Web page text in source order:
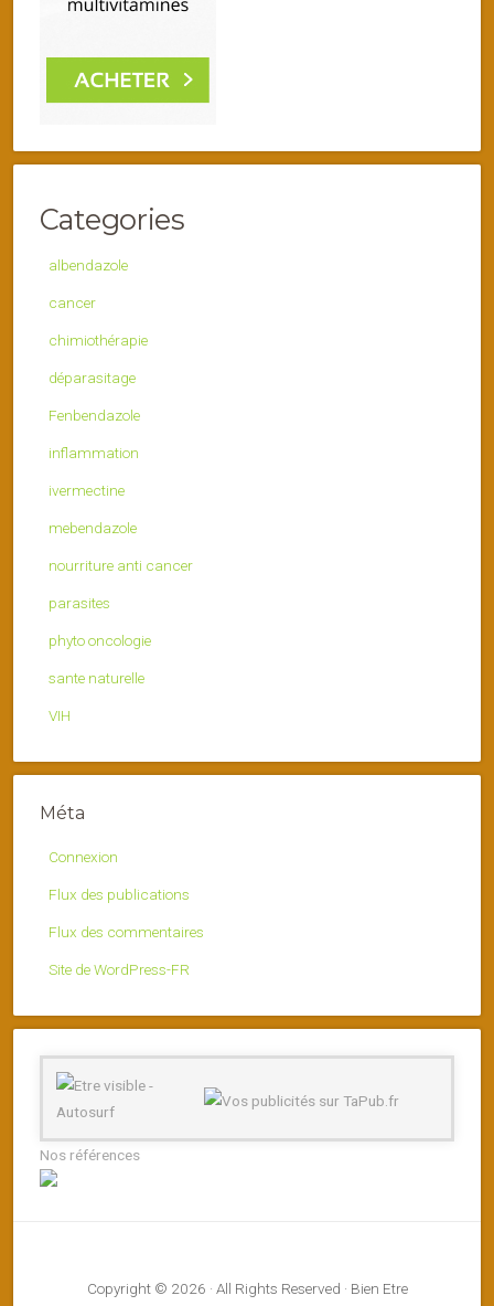
Categories
albendazole
cancer
chimiothérapie
déparasitage
Fenbendazole
inflammation
ivermectine
mebendazole
nourriture anti cancer
parasites
phyto oncologie
sante naturelle
VIH
Méta
Connexion
Flux des publications
Flux des commentaires
Site de WordPress-FR
Nos références
Copyright © 2026 · All Rights Reserved · Bien Etre